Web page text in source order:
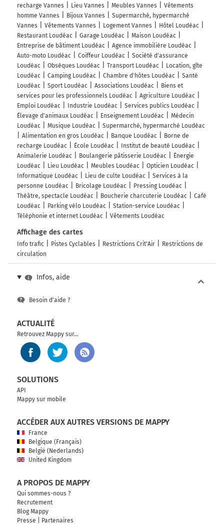
recharge Vannes
Lieu Vannes Meubles Vannes
Vêtements
homme Vannes
Bijoux Vannes
Supermarché, hypermarché
Vannes
Vêtements Vannes Logement Vannes
Hôtel Loudéac
Restaurant Loudéac
Garage Loudéac
Maison Loudéac
Entreprise de bâtiment Loudéac
Agence immobilière Loudéac
Auto-moto Loudéac
Coiffeur Loudéac
Société d'assurance
Loudéac
Obsèques Loudéac Transport Loudéac
Location, gîte
Loudéac
Camping Loudéac Chambre d'hôtes Loudéac
Santé
Loudéac
Sport Loudéac Associations Loudéac
Biens et
services pour les professionnels Loudéac
Agriculture Loudéac
Emploi Loudéac
Industrie Loudéac
Services publics Loudéac
Élevage d'animaux Loudéac
Enseignement Loudéac
Médecin
Loudéac
Musique Loudéac
Supermarché, hypermarché Loudéac
Alimentation en gros Loudéac
Banque Loudéac
Borne de
recharge Loudéac
École Loudéac
Institut de beauté Loudéac
Animalerie Loudéac
Boulangerie pâtisserie Loudéac
Énergie
Loudéac
Lieu Loudéac Meubles Loudéac
Opticien Loudéac
Informatique Loudéac
Lieu de culte Loudéac
Services à la
personne Loudéac
Bricolage Loudéac
Pressing Loudéac
Théâtre, spectacle Loudéac
Boucherie charcuterie Loudéac
Café
Loudéac
Parking vélo Loudéac
Station-service Loudéac
Téléphonie et internet Loudéac
Vêtements Loudéac
Affichage des cartes
Info trafic Pistes Cyclables Restrictions Crit'Air
Restrictions de
circulation
Infos, aide
Besoin d'aide ?
ACTUALITÉ
Retrouvez Mappy sur...
SOLUTIONS
API
Mappy sur mobile
ACCÉDER AUX AUTRES VERSIONS DE MAPPY
France
Belgique (Français)
België (Nederlands)
United Kingdom
A PROPOS DE MAPPY
Qui sommes-nous ?
Recrutement
Blog Mappy
Presse
Partenaires